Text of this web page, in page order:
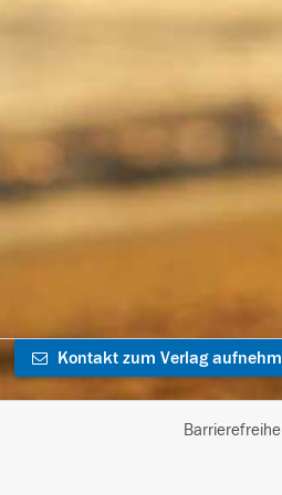
Kontakt zum Verlag